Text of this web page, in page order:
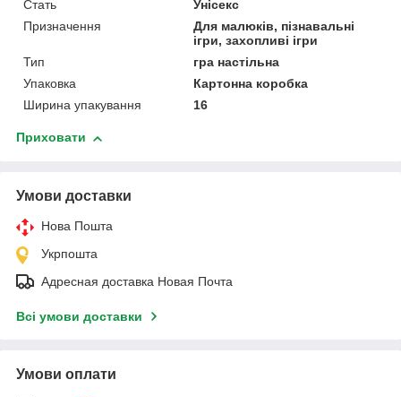
Стать
Унісекс
Призначення
Для малюків, пізнавальні
ігри, захопливі ігри
Тип
гра настільна
Упаковка
Картонна коробка
Ширина упакування
16
Приховати
Умови доставки
Нова Пошта
Укрпошта
Адресная доставка Новая Почта
Всі умови доставки
Умови оплати